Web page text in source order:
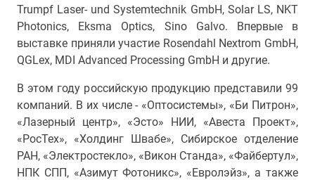
Trumpf Laser- und Systemtechnik GmbH, Solar LS, NKT
Photonics, Eksma Optics, Sino Galvo. Впервые в
выставке приняли участие Rosendahl Nextrom GmbH,
QGLex, MDI Advanced Processing GmbH и другие.
В этом году российскую продукцию представили 99
компаний. В их числе - «Оптосистемы», «Би Питрон»,
«Лазерный центр», «Эсто» НИИ, «Авеста Проект»,
«РосТех», «Холдинг Швабе», Сибирское отделение
РАН, «Электростекло», «Викон Станда», «Файбертул»,
НПК СПП, «Азимут Фотоникс», «Евролэйз», а также